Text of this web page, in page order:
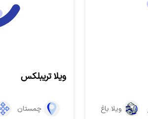
ویلا باغ
ویلا تریبلکس
چمستان